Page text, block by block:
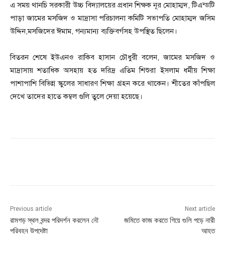
এ সময় থানচি সরকারী উচ্চ বিদ্যালয়ের প্রধান শিক্ষক নূর মোহাম্মদ, টিএন্ডটি
পাড়া জামের মসজিদ ও মাদ্রাসা পরিচালনা কমিটি সভাপতি মোহাম্মদ জসিম
উদ্দিন,মসজিদের ঈমাম, গন্যমান্য ব্যক্তিবর্গসহ উপস্থিত ছিলেন।
বিতরন শেষে ইউএনও রাকিব হাসান চৌধুরী বলেন, জামের মসজিদ ও
মাদ্রাসায় শতাধিক অসহায় হত দরিদ্র এতিম শিশুরা ইসলাম ধর্মীয় শিক্ষা
পাশাপাশি বিভিন্ন স্কুলের সাধারণ শিক্ষা গ্রহন করে থাকেন। শীতের কাঁপছিল
দেখে তাদের হাতে কম্বল গুলি তুলে দেয়া হয়েছে।
Previous article
রামগড় স্থল বন্দর পরিদর্শন করলেন নৌ
পরিবহন উপদেষ্টা
Next article
জমিতে কাজ করতে গিয়ে গুলি পড়ে নারী
আহত